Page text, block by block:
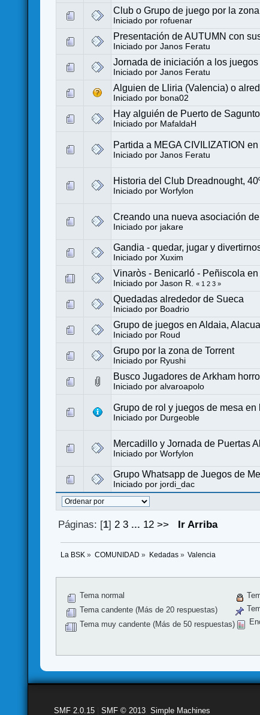
Club o Grupo de juego por la
Iniciado por rofuenar
Presentación de AUTUMN con
Iniciado porJanos Feratu
Jornada de iniciación a los
Iniciado porJanos Feratu
Alguien de Lliria (Valencia) o
Iniciado por bona02
Hay alguién de Puerto de
Iniciado por MafaldaH
Partida a MEGA CIVILIZATION
Iniciado porJanos Feratu
Historia del Club Dreadnought,
Iniciado porWorfylon
Creando una nueva asociación
Iniciado por jakare
Gandia - quedar, jugar y
Iniciado porXuxim
Vinaròs - Benicarló - Peñiscola en
Iniciado porJason R. « 1 2 3 »
Quedadas alrededor de Sueca
Iniciado por Boadrio
Grupo de juegos en Aldaia,
Iniciado por Roud
Grupo por la zona de Torrent
Iniciado por Ryushi
Busco Jugadores de Arkham
Iniciado poralvaroapolo
Grupo de rol y juegos de mesa en
Iniciado por Durgeoble
Mercadillo y Jornada de Puertas
Iniciado porWorfylon
Grupo Whatsapp de Juegos de
Iniciado por jordi_dac
Páginas: [1] 2 3 ... 12 >> Ir Arriba
La BSK » COMUNIDAD » Kedadas» Valencia
Tema normal
Tema candente (Más de 20 respuestas)
Tema muy candente (Más de 50 respuestas)
SMF 2.0.15 |SMF © 2013 ,Simple Machines